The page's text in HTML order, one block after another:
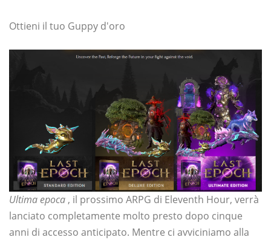
Ottieni il tuo Guppy d'oro
Ultima epoca , il prossimo ARPG di Eleventh Hour, verrà
lanciato completamente molto presto dopo cinque
anni di accesso anticipato. Mentre ci avviciniamo alla